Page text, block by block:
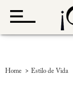
Home > Estilo de Vida